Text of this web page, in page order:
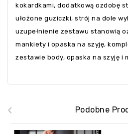
kokardkami, dodatkową ozdobę
ułożone guziczki, strój na dole
uzupełnienie zestawu stanowią
mankiety i opaska na szyję,
zestawie body, opaska na szyję i
Podobne
‹